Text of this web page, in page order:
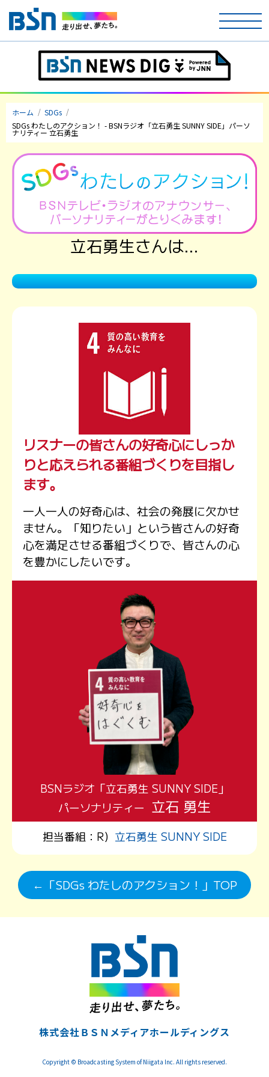
ホーム
テレビ
ラジオ
アナウンサー
イベント
ニュース
天気
キッズ
ケンジュ 愛の募金
Well-being 防災・減災
ショッピング
会社概要・ビジョン
ホーム
SDGs
SDGs わたしのアクション！ - BSNラジオ「立石勇生 SUNNY SIDE」パーソ
ナリティー 立石勇生
立石勇生さんは…
リスナーの皆さんの好奇心にしっか
りと応えられる番組づくりを目指し
ます。
一人一人の好奇心は、社会の発展に欠かせ
ません。「知りたい」という皆さんの好奇
心を満足させる番組づくりで、皆さんの心
を豊かにしたいです。
BSNラジオ「立石勇生 SUNNY SIDE」
パーソナリティー 立石 勇生
担当番組： R） 立石勇生 SUNNY SIDE
←「SDGs わたしのアクション！」TOP
株式会社ＢＳＮメディアホールディングス
Copyright © Broadcasting System of Niigata Inc. All rights reserved.